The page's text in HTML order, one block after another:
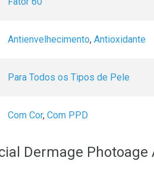
Antienvelhecimento, Antioxidante
Para Todos os Tipos de Pele
Com Cor, Com PPD
Dermage Photoage